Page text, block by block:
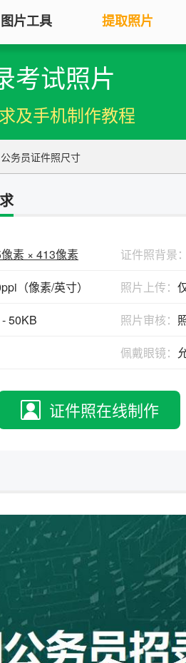
特色服务专区
免费定制证件
图片工具
手机拍照扫描仪
化一键搞定
图片改分辨率
换算图片尺寸常见
像素、分辨率
图片彩色转黑
拟打印效果
提取照片
考试照片
及手机制作教程
公务员证件照尺寸
素 × 413像素
证件照背景：
（像素/英寸） 照片上传：
50KB 照片审核：
佩戴眼镜：
证件照在线制作